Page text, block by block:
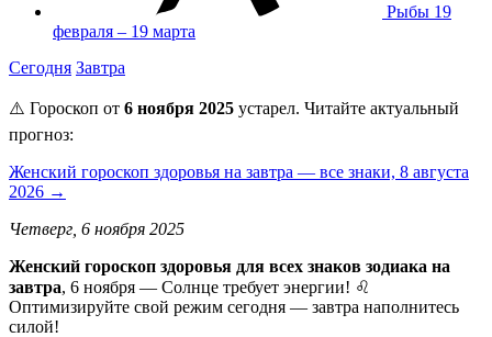
Рыбы 19
февраля – 19 марта
Сегодня Завтра
⚠️ Гороскоп от 6 ноября 2025 устарел. Читайте актуальный
прогноз:
Женский гороскоп здоровья на завтра — все знаки, 8 августа
2026 →
Четверг, 6 ноября 2025
Женский гороскоп здоровья для всех знаков зодиака на
завтра, 6 ноября — Солнце требует энергии! ♌
Оптимизируйте свой режим сегодня — завтра наполнитесь
силой!